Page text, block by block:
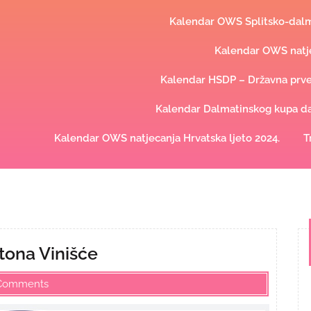
Kalendar OWS Splitsko-
Kalendar OWS
Kalendar HSDP – Državna
Kalendar Dalmatinskog kupa
Kalendar OWS natjecanja Hrvatska ljeto 2024.
Vinišće